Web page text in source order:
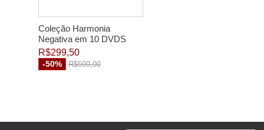
Coleção Harmonia
Negativa em 10 DVDS
R$299,50
-50% R$599,00